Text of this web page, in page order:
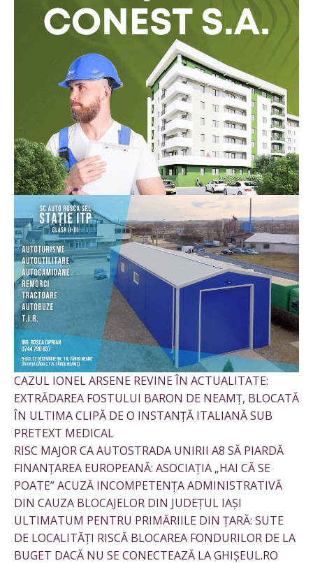
CAZUL IONEL ARSENE REVINE ÎN ACTUALITATE:
EXTRĂDAREA FOSTULUI BARON DE NEAMȚ, BLOCATĂ
ÎN ULTIMA CLIPĂ DE O INSTANȚĂ ITALIANĂ SUB
PRETEXT MEDICAL
RISC MAJOR CA AUTOSTRADA UNIRII A8 SĂ PIARDĂ
FINANȚAREA EUROPEANĂ: ASOCIAȚIA „HAI CĂ SE
POATE” ACUZĂ INCOMPETENȚA ADMINISTRATIVĂ
DIN CAUZA BLOCAJELOR DIN JUDEȚUL IAȘI
ULTIMATUM PENTRU PRIMĂRIILE DIN ȚARĂ: SUTE
DE LOCALITĂȚI RISCĂ BLOCAREA FONDURILOR DE LA
BUGET DACĂ NU SE CONECTEAZĂ LA GHIȘEUL.RO